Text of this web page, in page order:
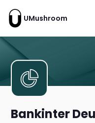
UMushroom
Bankinter